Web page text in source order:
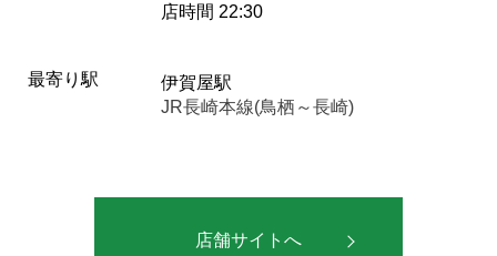
店時間 22:30
最寄り駅
伊賀屋駅
JR長崎本線(鳥栖～長崎)
店舗サイトへ